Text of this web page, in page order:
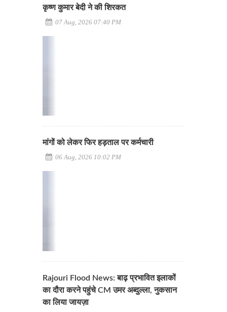
कृष्ण कुमार बेदी ने की शिरकत
07 Aug, 2026 07:40 PM
मांगों को लेकर फिर हड़ताल पर कर्मचारी
06 Aug, 2026 10:02 PM
Rajouri Flood News: बाढ़ प्रभावित इलाकों
का दौरा करने पहुंचे CM उमर अब्दुल्ला, नुकसान
का लिया जायज़ा